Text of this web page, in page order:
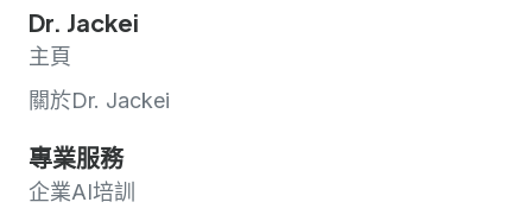
Dr. Jackei
主頁
關於Dr. Jackei
專業服務
企業AI培訓